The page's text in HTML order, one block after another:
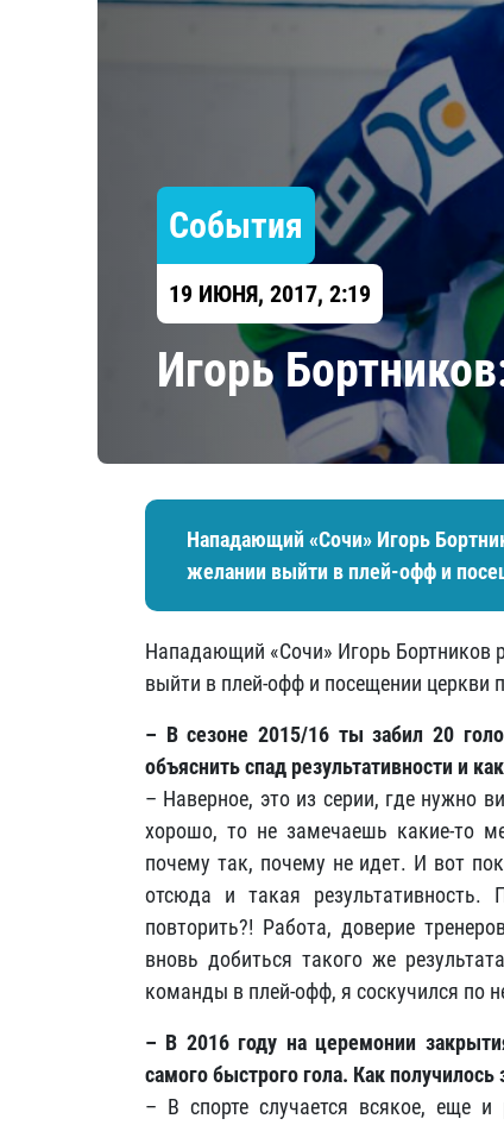
Локомотив
Шанхайские Драконы
События
19 ИЮНЯ, 2017, 2:19
Игорь
Нападающий «Сочи» Игорь
желании выйти в плей-офф и
Нападающий «Сочи» Игорь Бортников
выйти в плей-офф и посещении церкви
– В сезоне 2015/16 ты забил 20
объяснить спад результативности и
– Наверное, это из серии, где нужно
хорошо, то не замечаешь какие-то
почему так, почему не идет. И вот
отсюда и такая
повторить?! Работа, доверие
вновь добиться такого же
команды в плей-офф, я соскучился по
– В 2016 году на церемонии
самого быстрого гола. Как получилось
– В спорте случается всякое, еще